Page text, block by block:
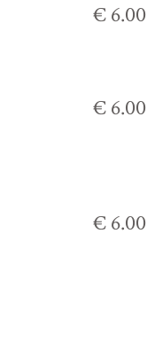
€ 6.00
€ 6.00
€ 6.00